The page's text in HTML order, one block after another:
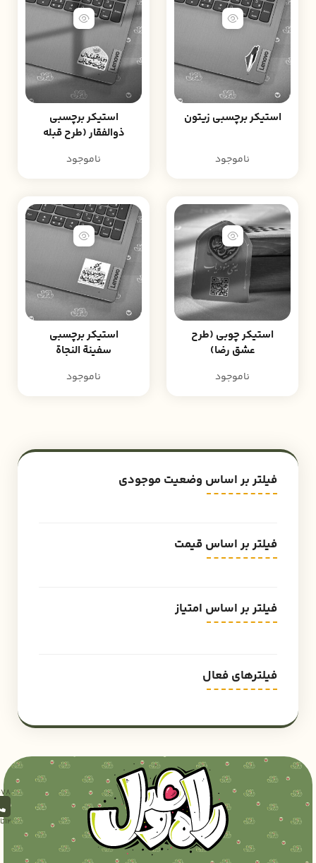
فیلتر بر اساس وضعیت موجودی
فیلتر بر اساس قیمت
فیلتر بر اساس امتیاز
فیلترهای فعال
استیکر برچسبی زیتون
ناموجود
استیکر برچسبی
ذوالفقار (طرح قبله
ناموجود
استیکر چوبی (طرح
عشق رضا)
ناموجود
استیکر برچسبی
سفینة النجاة
ناموجود
12تا18)